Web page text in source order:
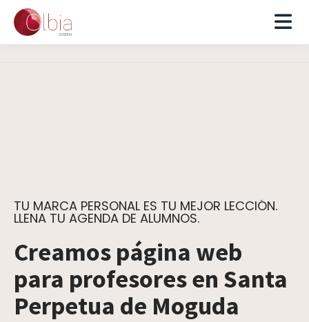
TU MARCA PERSONAL ES TU MEJOR LECCIÓN.
LLENA TU AGENDA DE ALUMNOS.
Creamos página web
para profesores en Santa
Perpetua de Moguda